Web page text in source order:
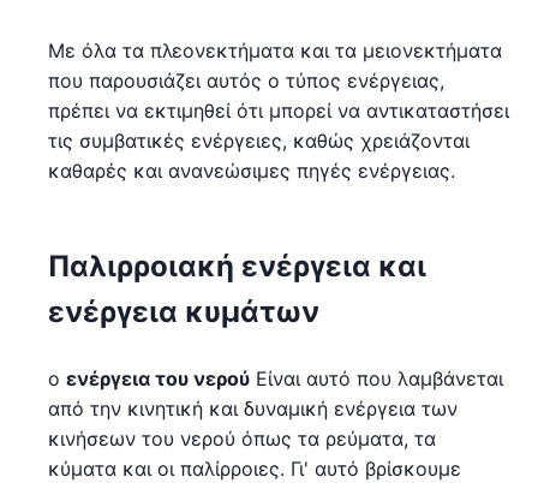
Με όλα τα πλεονεκτήματα και τα μειονεκτήματα
που παρουσιάζει αυτός ο τύπος ενέργειας,
πρέπει να εκτιμηθεί ότι μπορεί να αντικαταστήσει
τις συμβατικές ενέργειες, καθώς χρειάζονται
καθαρές και ανανεώσιμες πηγές ενέργειας.
Παλιρροιακή ενέργεια και
ενέργεια κυμάτων
ο ενέργεια του νερού Είναι αυτό που λαμβάνεται
από την κινητική και δυναμική ενέργεια των
κινήσεων του νερού όπως τα ρεύματα, τα
κύματα και οι παλίρροιες. Γι' αυτό βρίσκουμε